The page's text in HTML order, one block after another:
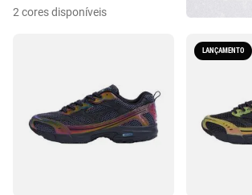
2 cores disponíveis
LANÇAMENTO